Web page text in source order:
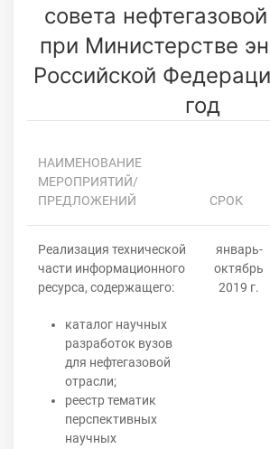
совета
при Министерстве
Российской
год
НАИМЕНОВАНИЕ
МЕРОПРИЯТИЙ/
ПРЕДЛОЖЕНИЙ
СРОК
Реализация технической
части информационного
ресурса, содержащего:
каталог научных
разработок вузов
для нефтегазовой
отрасли;
реестр тематик
перспективных
научных
январь-
октябрь
2019 г.